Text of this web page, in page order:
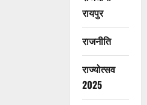
रायपुर
राजनीति
राज्योत्सव
2025